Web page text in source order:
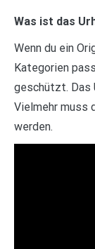
Was ist das
Wenn du ein
Kategorien
geschützt. Das
Vielmehr muss
werden.